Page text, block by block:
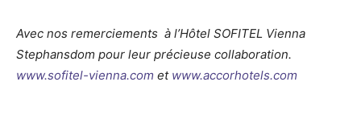
Avec nos remerciements à l’Hôtel SOFITEL Vienna
Stephansdom pour leur précieuse collaboration.
www.sofitel-vienna.com et www.accorhotels.com